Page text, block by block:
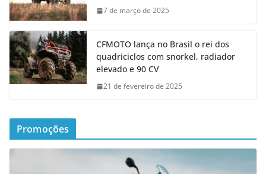
7 de março de 2025
CFMOTO lança no Brasil o rei dos
quadriciclos com snorkel, radiador
elevado e 90 CV
21 de fevereiro de 2025
Promoções